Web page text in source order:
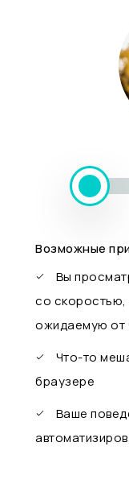
Возможные
Вы
со
ожидаемую от
Что-то
браузере
Ваше